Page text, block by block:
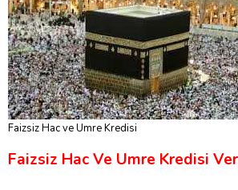
Faizsiz Hac ve Umre Kredisi
Faizsiz Hac Ve Umre Kredisi